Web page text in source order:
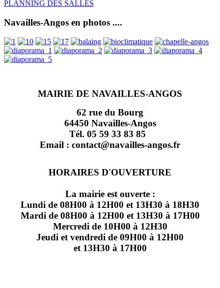
PLANNING DES SALLES
Navailles-Angos en photos ....
MAIRIE DE NAVAILLES-ANGOS
62 rue du Bourg
64450 Navailles-Angos
Tél. 05 59 33 83 85
Email : contact@navailles-angos.fr
HORAIRES D'OUVERTURE
La mairie est ouverte :
Lundi de 08H00 à 12H00 et 13H30 à 18H30
Mardi de 08H00 à 12H00 et 13H30 à 17H00
Mercredi de 10H00 à 12H30
Jeudi et vendredi de 09H00 à 12H00
et 13H30 à 17H00